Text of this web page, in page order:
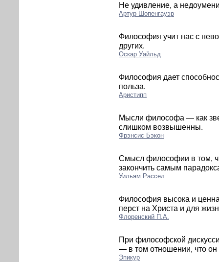
Не удивление, а
Артур Шопенгауэр
Философия учит нас с
других.
Оскар Уайльд
Философия дает
польза.
Аристипп
Мысли философа — как
слишком возвышенны.
Фрэнсис Бэкон
Смысл философии в том,
закончить самым
Уильям Рассел
Философия высока и
перст на Христа и для
Флоренский П.А.
При философской
— в том отношении, что он
Эпикур